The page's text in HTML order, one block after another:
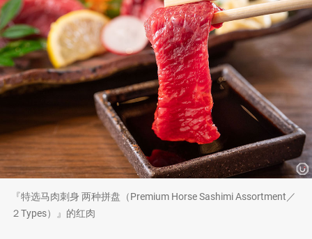
『特选马肉刺身 两种拼盘（Premium Horse Sashimi Assortment／
２Types）』的红肉